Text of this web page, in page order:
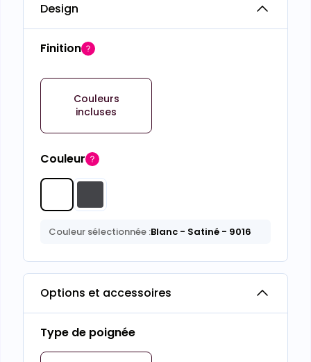
Design
Finition
Couleurs
incluses
Couleur
Couleur sélectionnée :Blanc - Satiné - 9016
Options et accessoires
Type de poignée